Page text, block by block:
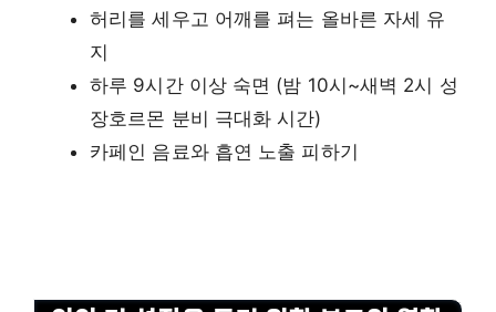
허리를 세우고 어깨를 펴는 올바른 자세 유
지
하루 9시간 이상 숙면 (밤 10시~새벽 2시 성
장호르몬 분비 극대화 시간)
카페인 음료와 흡연 노출 피하기